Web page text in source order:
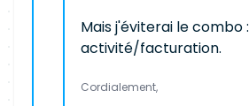
Mais j'éviterai le combo :
activité/facturation.
Cordialement,